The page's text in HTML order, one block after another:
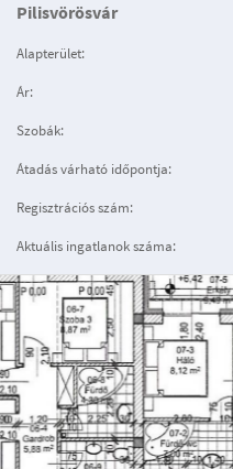
Pilisvörösvár
Alapterület:
Ár:
Szobák:
Átadás várható időpontja:
Regisztrációs szám:
Aktuális ingatlanok száma: